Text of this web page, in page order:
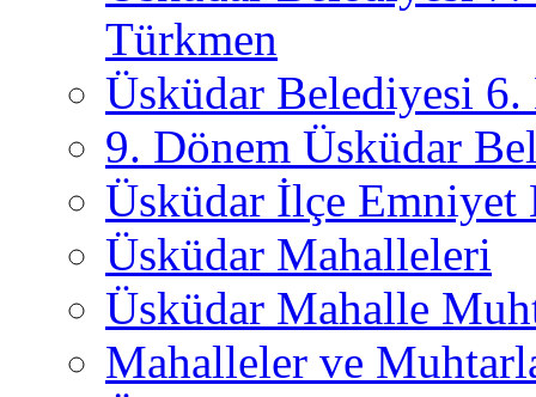
Türkmen
Üsküdar Belediyesi 6.
9. Dönem Üsküdar
Üsküdar İlçe
Üsküdar Mahalleleri
Üsküdar Mahalle
Mahalleler ve